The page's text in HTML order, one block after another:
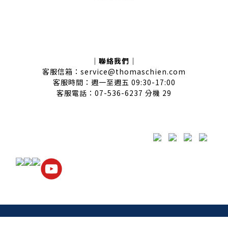
｜聯絡我們｜
客服信箱：service@thomaschien.com
客服時間：週一至週五 09:30-17:00
客服電話：07-536-6237 分機 29